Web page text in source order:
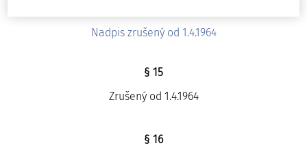
Nadpis zrušený od 1.4.1964
§ 15
Zrušený od 1.4.1964
§ 16